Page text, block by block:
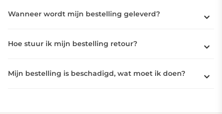
Wanneer wordt mijn bestelling geleverd?
Hoe stuur ik mijn bestelling retour?
Mijn bestelling is beschadigd, wat moet ik doen?